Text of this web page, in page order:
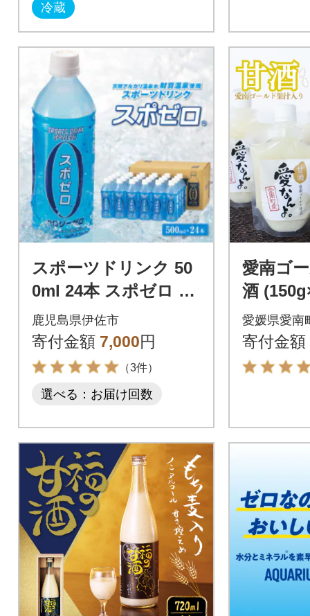
冷蔵
スポーツドリンク 50
0ml 24本 スポゼロ ペ
ットボトル カロリー
ゼロ(伊佐市)
鹿児島県伊佐市
寄付金額 7,000円
（3件）
選べる：お届け回数
愛南ゴ
酒
あま酒
愛なんよ
愛媛県愛南
寄付金額